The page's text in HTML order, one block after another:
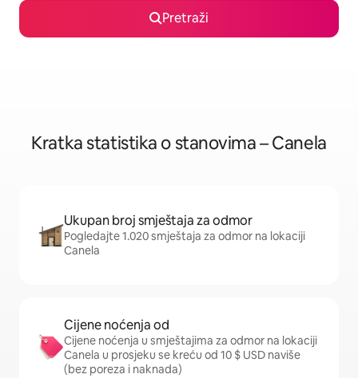
Pretraži
Kratka statistika o stanovima – Canela
Ukupan broj smještaja za odmor
Pogledajte 1.020 smještaja za odmor na lokaciji
Canela
Cijene noćenja od
Cijene noćenja u smještajima za odmor na lokaciji
Canela u prosjeku se kreću od 10 $ USD naviše
(bez poreza i naknada)